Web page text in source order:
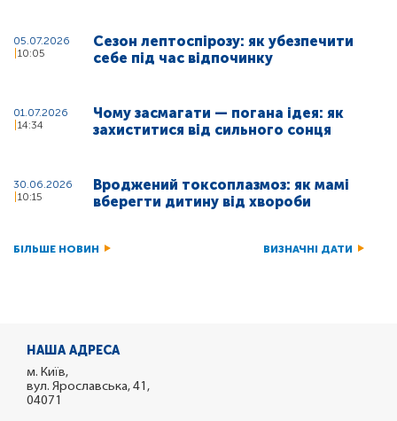
05.07.2026
10:05
Сезон лептоспірозу: як убезпечити
себе під час відпочинку
01.07.2026
14:34
Чому засмагати — погана ідея: як
захиститися від сильного сонця
30.06.2026
10:15
Вроджений токсоплазмоз: як мамі
вберегти дитину від хвороби
БІЛЬШЕ НОВИН ВИЗНАЧНІ ДАТИ
НАША АДРЕСА
м. Київ,
вул. Ярославська, 41,
04071